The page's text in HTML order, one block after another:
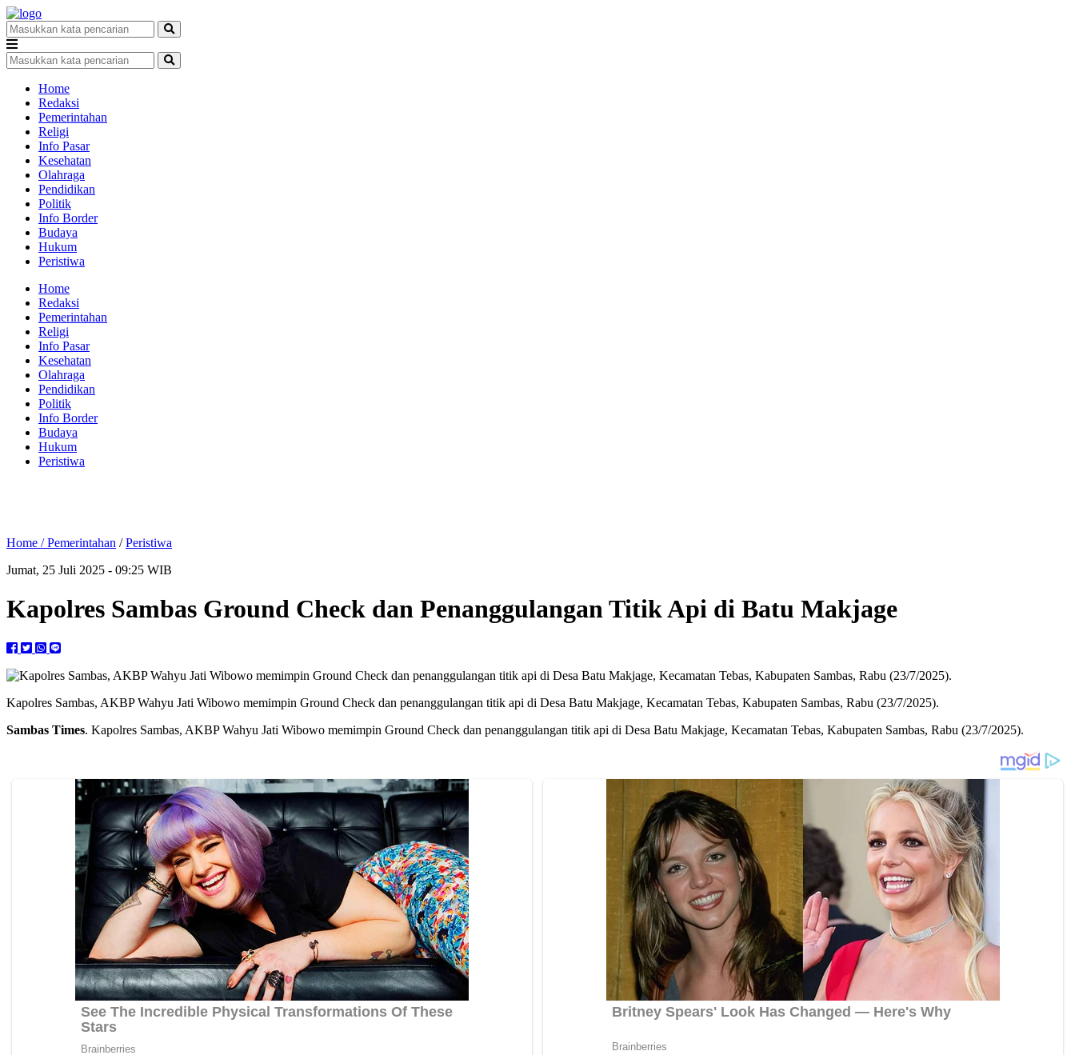
Home
Redaksi
Pemerintahan
Religi
Info Pasar
Kesehatan
Olahraga
Pendidikan
Politik
Info Border
Budaya
Hukum
Peristiwa
Home
Redaksi
Pemerintahan
Religi
Info Pasar
Kesehatan
Olahraga
Pendidikan
Politik
Info Border
Budaya
Hukum
Peristiwa
Home /Pemerintahan /Peristiwa
Jumat, 25 Juli 2025 - 09:25 WIB
Kapolres Sambas Ground Check dan Penanggulangan Titik Api di Batu Makjage
Kapolres Sambas, AKBP Wahyu Jati Wibowo memimpin Ground Check dan penanggulangan titik api di Desa Batu Makjage, Kecamatan Tebas, Kabupaten Sambas, Rabu (23/7/2025).
Sambas Times. Kapolres Sambas, AKBP Wahyu Jati Wibowo memimpin Ground Check dan penanggulangan titik api di Desa Batu Makjage, Kecamatan Tebas, Kabupaten Sambas, Rabu (23/7/2025).